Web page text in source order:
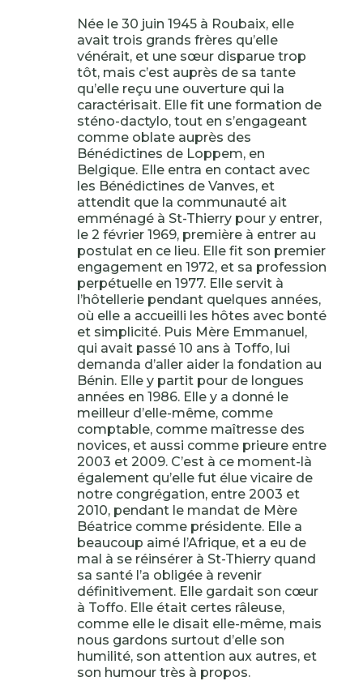
Née le 30 juin 1945 à Roubaix, elle
avait trois grands frères qu’elle
vénérait, et une sœur disparue trop
tôt, mais c’est auprès de sa tante
qu’elle reçu une ouverture qui la
caractérisait. Elle fit une formation de
sténo-dactylo, tout en s’engageant
comme oblate auprès des
Bénédictines de Loppem, en
Belgique. Elle entra en contact avec
les Bénédictines de Vanves, et
attendit que la communauté ait
emménagé à St-Thierry pour y entrer,
le 2 février 1969, première à entrer au
postulat en ce lieu. Elle fit son premier
engagement en 1972, et sa profession
perpétuelle en 1977. Elle servit à
l’hôtellerie pendant quelques années,
où elle a accueilli les hôtes avec bonté
et simplicité. Puis Mère Emmanuel,
qui avait passé 10 ans à Toffo, lui
demanda d’aller aider la fondation au
Bénin. Elle y partit pour de longues
années en 1986. Elle y a donné le
meilleur d’elle-même, comme
comptable, comme maîtresse des
novices, et aussi comme prieure entre
2003 et 2009. C’est à ce moment-là
également qu’elle fut élue vicaire de
notre congrégation, entre 2003 et
2010, pendant le mandat de Mère
Béatrice comme présidente. Elle a
beaucoup aimé l’Afrique, et a eu de
mal à se réinsérer à St-Thierry quand
sa santé l’a obligée à revenir
définitivement. Elle gardait son cœur
à Toffo. Elle était certes râleuse,
comme elle le disait elle-même, mais
nous gardons surtout d’elle son
humilité, son attention aux autres, et
son humour très à propos.